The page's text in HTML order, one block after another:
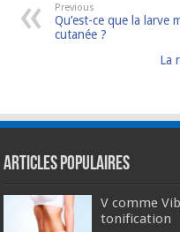
Previous
Qu’est-ce que la larve
cutanée ?
La
Articles populaires
V comme
tonification